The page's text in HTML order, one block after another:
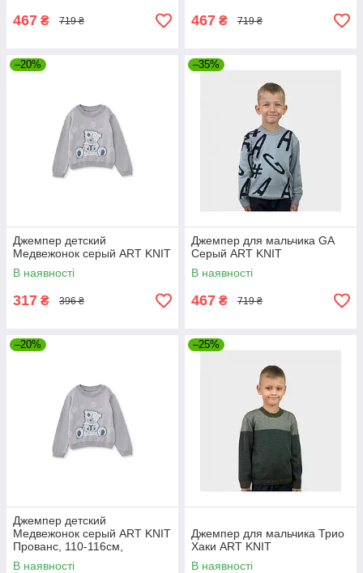
467 ₴ 719 ₴ 467 ₴ 719 ₴
–20%
Джемпер детский
Медвежонок серый ART KNIT
В наявності
317 ₴ 396 ₴
–35%
Джемпер для мальчика GA
Серый ART KNIT
В наявності
467 ₴ 719 ₴
–20%
Джемпер детский
Медвежонок серый ART KNIT
Прованс, 110-116см,
серый,белый,черный
В наявності
–25%
Джемпер для мальчика Трио
Хаки ART KNIT
В наявності